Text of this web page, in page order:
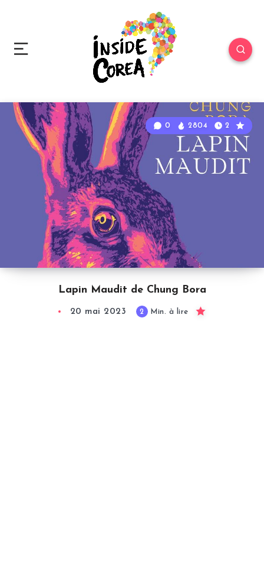
Lapin Maudit de Chung Bora
0 2804 2
20 mai 2023 2 Min. à lire